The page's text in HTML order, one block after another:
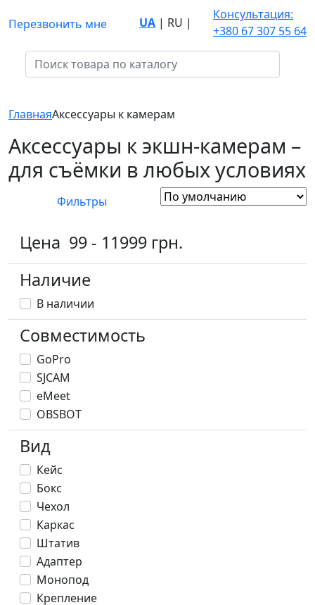
Перезвонить мне UA | RU |
Консультация:
+380 67 307 55 64
ГлавнаяАксессуары к камерам
Аксессуары к экшн-камерам –
для съёмки в любых условиях
Фильтры
Цена 99 - 11999 грн.
Наличие
В наличии
Совместимость
GoPro
SJCAM
eMeet
OBSBOT
Вид
Кейс
Бокс
Чехол
Каркас
Штатив
Адаптер
Монопод
Крепление